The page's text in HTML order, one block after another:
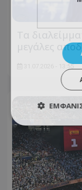
μεγάλες
31.07.2026 - 13:55